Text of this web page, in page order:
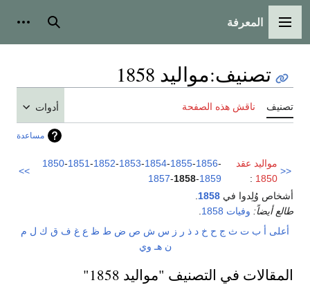
القائمة الرئيسية
المعرفة بحث
تصنيف:مواليد 1858
تصنيف ناقش هذه الصفحة أدوات
مساعدة
<<
مواليد عقد
1850
:
1850-1851-1852-1853-1854-1855-1856-
1857-1858-1859
>>
أشخاص وُلِدوا في 1858
طالع أيضاً: وفيات 1858
أعلى أ ب ت ث ج ح خ د ذ ر ز س ش ص ض ط ظ ع غ ف ق ك ل م
ن هـ وي
المقالات في التصنيف "مواليد 1858"